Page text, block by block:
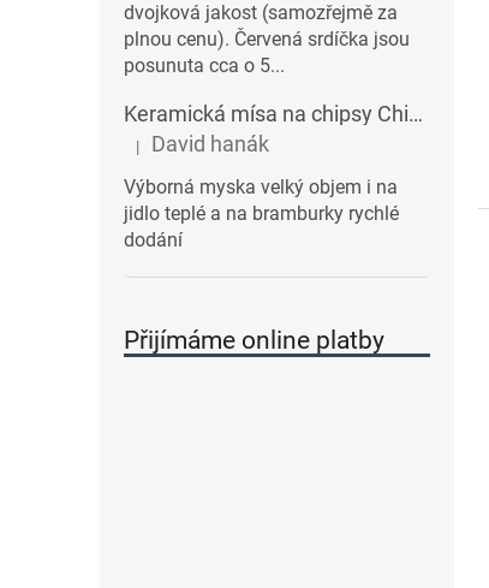
dvojková jakost (samozřejmě za
plnou cenu). Červená srdíčka jsou
posunuta cca o 5...
Keramická mísa na chipsy Chips BALVI | modrá
Hodnocení produktu je 5 z 5 hvězdiček.
| David hanák
Výborná myska velký objem i na
jidlo teplé a na bramburky rychlé
dodání
Přijímáme online platby